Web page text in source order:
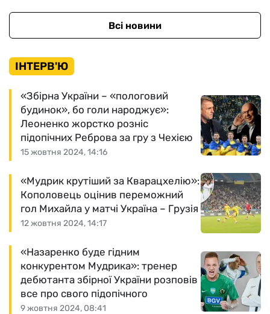
Всі новини
ІНТЕРВ'Ю
15 жовтня 2024, 14:16
«Збірна України – «пологовий
будинок», бо голи народжує»:
Леоненко жорстко розніс
підопічних Реброва за гру з Чехією
12 жовтня 2024, 14:17
«Мудрик крутіший за Кварацхелію»:
Кополовець оцінив переможний
гол Михайла у матчі Україна – Грузія
9 жовтня 2024, 08:41
«Назаренко буде гідним
конкурентом Мудрика»: тренер
дебютанта збірної України розповів
все про свого підопічного